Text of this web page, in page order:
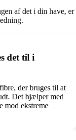
af det i din have, er
det til i
der bruges til at
Det hjælper med
mod ekstreme